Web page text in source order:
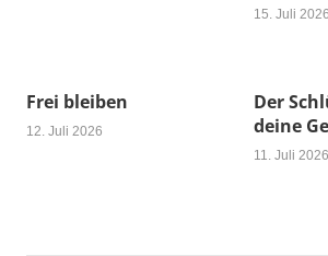
15. Juli 2026
Frei bleiben
12. Juli 2026
Der
deine
11. Juli 2026